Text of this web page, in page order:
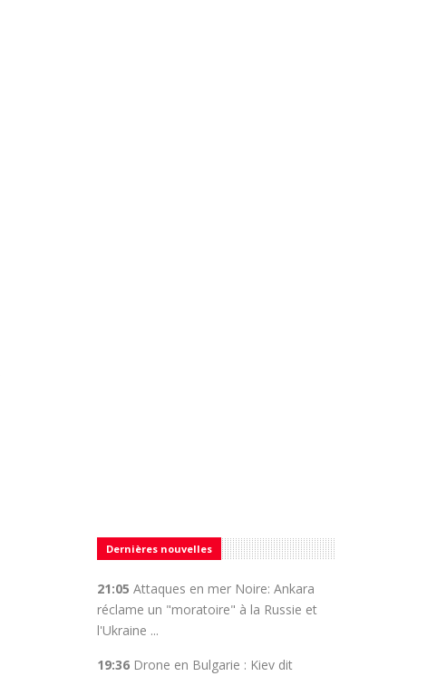
Dernières nouvelles
21:05 Attaques en mer Noire: Ankara
réclame un "moratoire" à la Russie et
l'Ukraine ...
19:36 Drone en Bulgarie : Kiev dit